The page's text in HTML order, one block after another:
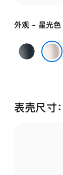
外观 - 星光色
午
夜
表壳尺寸：